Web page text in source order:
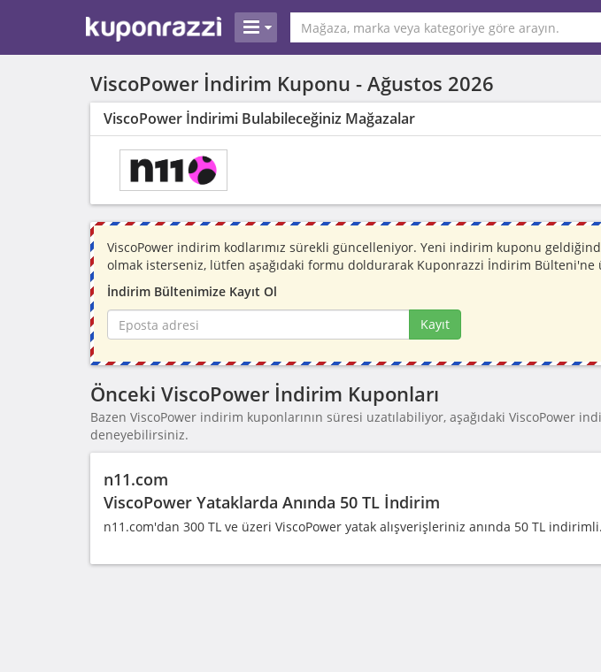
ViscoPower İndirim Kuponu - Ağustos 2026
ViscoPower İndirimi Bulabileceğiniz Mağazalar
ViscoPower indirim kodlarımız sürekli güncelleniyor. Yeni indirim kuponu
olmak isterseniz, lütfen aşağıdaki formu doldurarak Kuponrazzi İndirim Bülteni'ne
İndirim Bültenimize Kayıt Ol
Kayıt
Önceki ViscoPower İndirim Kuponları
Bazen ViscoPower indirim kuponlarının süresi uzatılabiliyor, aşağıdaki ViscoPower
deneyebilirsiniz.
n11.com
ViscoPower Yataklarda Anında 50 TL İndirim
n11.com'dan 300 TL ve üzeri ViscoPower yatak alışverişleriniz anında 50 TL indirimli.